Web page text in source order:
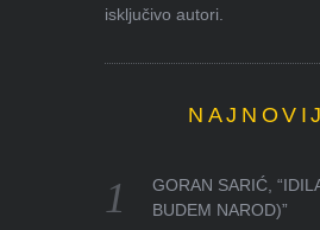
isključivo autori.
GORAN SARIĆ,
BUDEM NAROD)”